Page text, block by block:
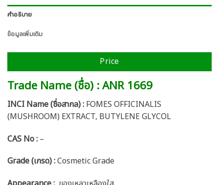
คำอธิบาย
ข้อมูลเพิ่มเติม
Price
Trade Name (ชื่อ) : ANR 1669
INCI Name (ชื่อสากล) : FOMES OFFICINALIS
(MUSHROOM) EXTRACT, BUTYLENE GLYCOL
CAS No : –
Grade (เกรด) :Cosmetic Grade